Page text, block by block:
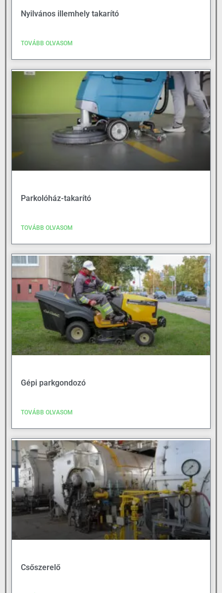
Nyilvános illemhely takarító
TOVÁBB OLVASOM
Parkolóház-takarító
TOVÁBB OLVASOM
Gépi parkgondozó
TOVÁBB OLVASOM
Csőszerelő